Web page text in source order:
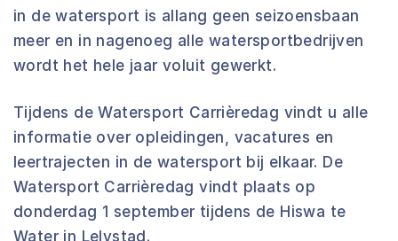
in de watersport is allang geen seizoensbaan
meer en in nagenoeg alle watersportbedrijven
wordt het hele jaar voluit gewerkt.
Tijdens de Watersport Carrièredag vindt u alle
informatie over opleidingen, vacatures en
leertrajecten in de watersport bij elkaar. De
Watersport Carrièredag vindt plaats op
donderdag 1 september tijdens de Hiswa te
Water in Lelystad.